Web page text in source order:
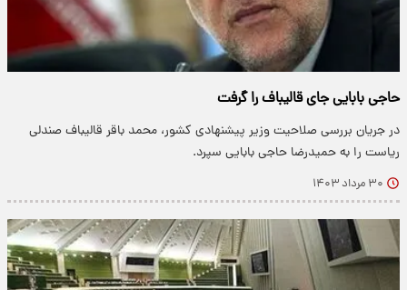
حاجی بابایی جای قالیباف را گرفت
در جریان بررسی صلاحیت‌ وزیر پیشنهادی کشور، محمد باقر قالیباف صندلی
ریاست را به حمیدرضا حاجی بابایی سپرد.
۳۰ مرداد ۱۴۰۳